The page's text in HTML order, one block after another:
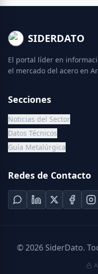
SIDERDATO
El portal líder en
el mercado del acero en
Secciones
Noticias del Sector
Datos Técnicos
Guía Metalúrgica
Redes de Contacto
©2026SiderDato.